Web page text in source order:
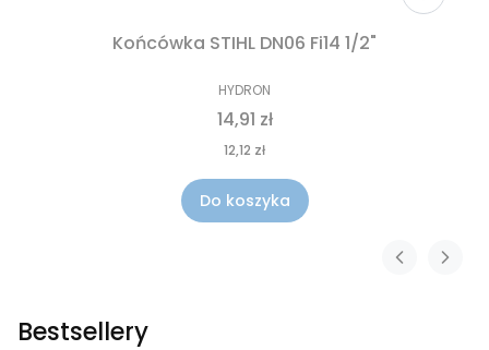
Końcówka STIHL DN06 Fi14 1/2"
HYDRON
14,91 zł
12,12 zł
Do koszyka
Bestsellery